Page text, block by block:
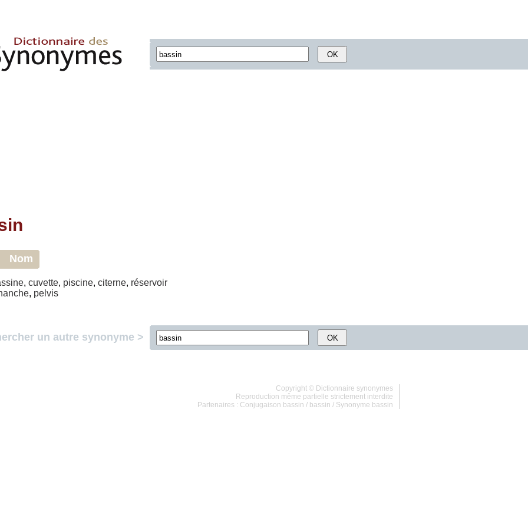
Nom
, cuvette, piscine, citerne, réservoir
, pelvis
un autre synonyme >
Copyright © Dictionnaire synonymes
Reproduction même partielle strictement interdite
Partenaires : Conjugaison bassin / bassin / Synonyme bassin